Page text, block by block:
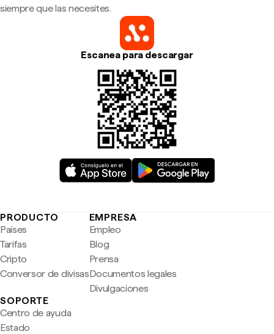
siempre que las necesites.
Escanea para descargar
PRODUCTO
Países
Tarifas
Cripto
Conversor de divisas
EMPRESA
Empleo
Blog
Prensa
Documentos legales
Divulgaciones
SOPORTE
Centro de ayuda
Estado